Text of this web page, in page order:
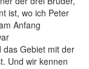
ist, wo ich Peter
Anfang
das Gebiet mit der
Und wir kennen